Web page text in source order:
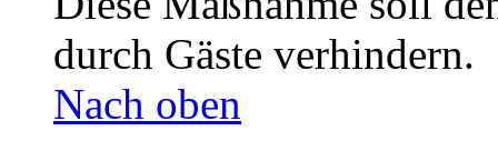
durch Gäste verhindern.
Nach oben